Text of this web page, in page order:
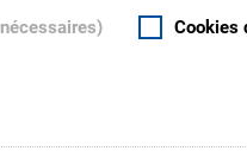
Cookies
at short notice,
– in addition to
technologies, and